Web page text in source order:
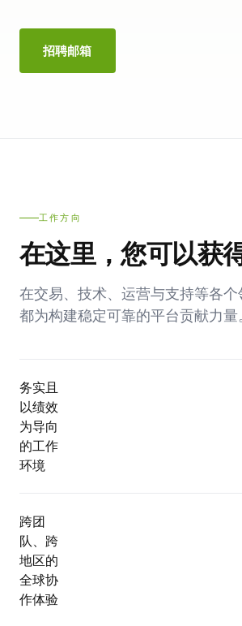
招聘邮箱
工作方向
在这里，您可以获
在交易、技术、运营与支持等各
都为构建稳定可靠的平台贡献力量
务实且
以绩效
为导向
的工作
环境
跨团
队、跨
地区的
全球协
作体验